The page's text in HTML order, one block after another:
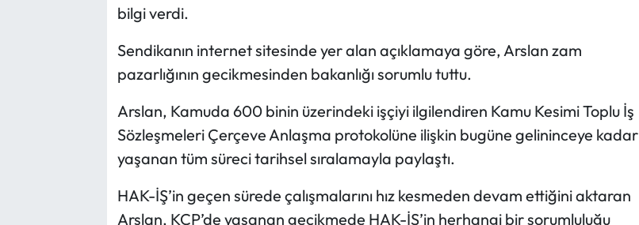
bilgi verdi.
Sendikanın internet sitesinde yer alan açıklamaya göre, Arslan zam
pazarlığının gecikmesinden bakanlığı sorumlu tuttu.
Arslan, Kamuda 600 binin üzerindeki işçiyi ilgilendiren Kamu Kesimi Toplu İş
Sözleşmeleri Çerçeve Anlaşma protokolüne ilişkin bugüne gelininceye kadar
yaşanan tüm süreci tarihsel sıralamayla paylaştı.
HAK-İŞ’in geçen sürede çalışmalarını hız kesmeden devam ettiğini aktaran
Arslan, KÇP’de yaşanan gecikmede HAK-İŞ’in herhangi bir sorumluluğu